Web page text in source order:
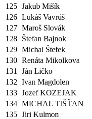
125 Jakub Mišík
126 Lukáš Vavrúš
127 Maroš Slovák
128 Štefan Bajnok
129 Michal Štefek
130 Renáta Mikolkova
131
Ján Ličko
132 Ivan Magdolen
133 Jozef KOZEJAK
134 MICHAL TIŠŤAN
135 Jiri Kulmon